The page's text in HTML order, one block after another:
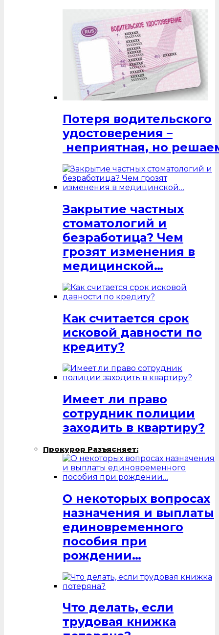
Потеря водительского
удостоверения –
неприятная, но
Закрытие частных
стоматологий и
безработица? Чем
грозят изменения в
медицинской…
Как считается срок
исковой давности по
кредиту?
Имеет ли право
сотрудник полиции
заходить в квартиру?
Прокурор Разъясняет:
О некоторых вопросах
назначения и выплаты
единовременного
пособия при
рождении…
Что делать, если
трудовая книжка